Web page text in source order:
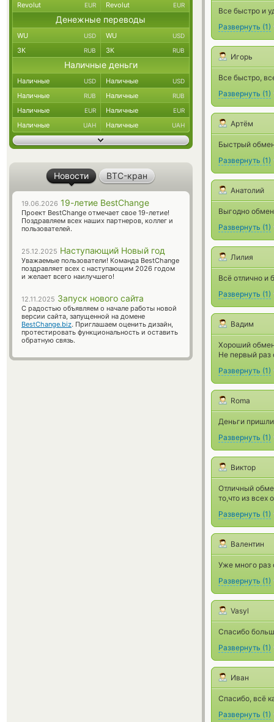
Все быстро и
Развернуть (1)
Игорь
Все быстро,
Развернуть (1)
Артём
Быстрый
Развернуть (1)
Анатолий
Выгодно
Развернуть (1)
Лилия
Всё отлично и
Развернуть (1)
Вадим
Хороший
Не первый
Развернуть (1)
Roma
Деньги
Развернуть (1)
Виктор
Отличный
то,что из всех
Развернуть (1)
Валентин
Уже много раз
Развернуть (1)
Vasyl
Спасибо
Развернуть (1)
Иван
Спасибо, всё
Развернуть (1)
Revolut EUR Revolut EUR
Денежные переводы
WU USD WU USD
ЗК RUB ЗК RUB
Наличные деньги
Наличные USD Наличные USD
Наличные RUB Наличные RUB
Наличные EUR Наличные EUR
Наличные UAH Наличные UAH
Новости BTC-кран
19.06.2026 19-летие BestChange
Проект BestChange отмечает свое 19-летие!
Поздравляем всех наших партнеров, коллег и
пользователей.
25.12.2025 Наступающий Новый год
Уважаемые пользователи! Команда BestChange
поздравляет всех с наступающим 2026 годом
и желает всего наилучшего!
12.11.2025 Запуск нового сайта
С радостью объявляем о начале работы новой
версии сайта, запущенной на домене
BestChange.biz. Приглашаем оценить дизайн,
протестировать функциональность и оставить
обратную связь.